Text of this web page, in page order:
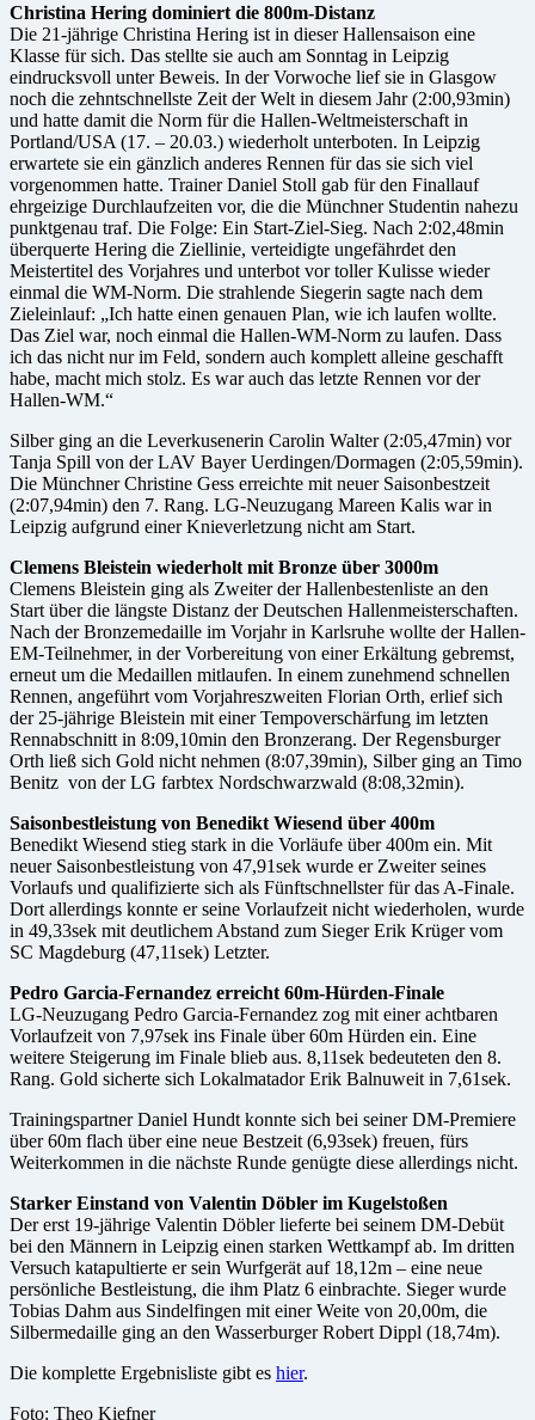
Christina Hering dominiert die 800m-Distanz
Die 21-jährige Christina Hering ist in dieser Hallensaison eine
Klasse für sich. Das stellte sie auch am Sonntag in Leipzig
eindrucksvoll unter Beweis. In der Vorwoche lief sie in Glasgow
noch die zehntschnellste Zeit der Welt in diesem Jahr (2:00,93min)
und hatte damit die Norm für die Hallen-Weltmeisterschaft in
Portland/USA (17. – 20.03.) wiederholt unterboten. In Leipzig
erwartete sie ein gänzlich anderes Rennen für das sie sich viel
vorgenommen hatte. Trainer Daniel Stoll gab für den Finallauf
ehrgeizige Durchlaufzeiten vor, die die Münchner Studentin nahezu
punktgenau traf. Die Folge: Ein Start-Ziel-Sieg. Nach 2:02,48min
überquerte Hering die Ziellinie, verteidigte ungefährdet den
Meistertitel des Vorjahres und unterbot vor toller Kulisse wieder
einmal die WM-Norm. Die strahlende Siegerin sagte nach dem
Zieleinlauf: „Ich hatte einen genauen Plan, wie ich laufen wollte.
Das Ziel war, noch einmal die Hallen-WM-Norm zu laufen. Dass
ich das nicht nur im Feld, sondern auch komplett alleine geschafft
habe, macht mich stolz. Es war auch das letzte Rennen vor der
Hallen-WM.“
Silber ging an die Leverkusenerin Carolin Walter (2:05,47min) vor
Tanja Spill von der LAV Bayer Uerdingen/Dormagen (2:05,59min).
Die Münchner Christine Gess erreichte mit neuer Saisonbestzeit
(2:07,94min) den 7. Rang. LG-Neuzugang Mareen Kalis war in
Leipzig aufgrund einer Knieverletzung nicht am Start.
Clemens Bleistein wiederholt mit Bronze über 3000m
Clemens Bleistein ging als Zweiter der Hallenbestenliste an den
Start über die längste Distanz der Deutschen Hallenmeisterschaften.
Nach der Bronzemedaille im Vorjahr in Karlsruhe wollte der Hallen-
EM-Teilnehmer, in der Vorbereitung von einer Erkältung gebremst,
erneut um die Medaillen mitlaufen. In einem zunehmend schnellen
Rennen, angeführt vom Vorjahreszweiten Florian Orth, erlief sich
der 25-jährige Bleistein mit einer Tempoverschärfung im letzten
Rennabschnitt in 8:09,10min den Bronzerang. Der Regensburger
Orth ließ sich Gold nicht nehmen (8:07,39min), Silber ging an Timo
Benitz von der LG farbtex Nordschwarzwald (8:08,32min).
Saisonbestleistung von Benedikt Wiesend über 400m
Benedikt Wiesend stieg stark in die Vorläufe über 400m ein. Mit
neuer Saisonbestleistung von 47,91sek wurde er Zweiter seines
Vorlaufs und qualifizierte sich als Fünftschnellster für das A-Finale.
Dort allerdings konnte er seine Vorlaufzeit nicht wiederholen, wurde
in 49,33sek mit deutlichem Abstand zum Sieger Erik Krüger vom
SC Magdeburg (47,11sek) Letzter.
Pedro Garcia-Fernandez erreicht 60m-Hürden-Finale
LG-Neuzugang Pedro Garcia-Fernandez zog mit einer achtbaren
Vorlaufzeit von 7,97sek ins Finale über 60m Hürden ein. Eine
weitere Steigerung im Finale blieb aus. 8,11sek bedeuteten den 8.
Rang. Gold sicherte sich Lokalmatador Erik Balnuweit in 7,61sek.
Trainingspartner Daniel Hundt konnte sich bei seiner DM-Premiere
über 60m flach über eine neue Bestzeit (6,93sek) freuen, fürs
Weiterkommen in die nächste Runde genügte diese allerdings nicht.
Starker Einstand von Valentin Döbler im Kugelstoßen
Der erst 19-jährige Valentin Döbler lieferte bei seinem DM-Debüt
bei den Männern in Leipzig einen starken Wettkampf ab. Im dritten
Versuch katapultierte er sein Wurfgerät auf 18,12m – eine neue
persönliche Bestleistung, die ihm Platz 6 einbrachte. Sieger wurde
Tobias Dahm aus Sindelfingen mit einer Weite von 20,00m, die
Silbermedaille ging an den Wasserburger Robert Dippl (18,74m).
Die komplette Ergebnisliste gibt es hier.
Foto: Theo Kiefner